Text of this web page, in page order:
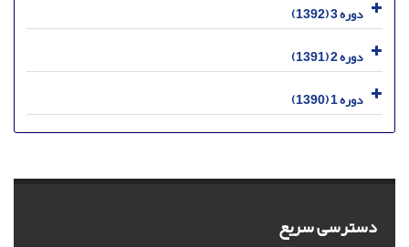
دوره 3 (1392)
دوره 2 (1391)
دوره 1 (1390)
دسترسی سریع